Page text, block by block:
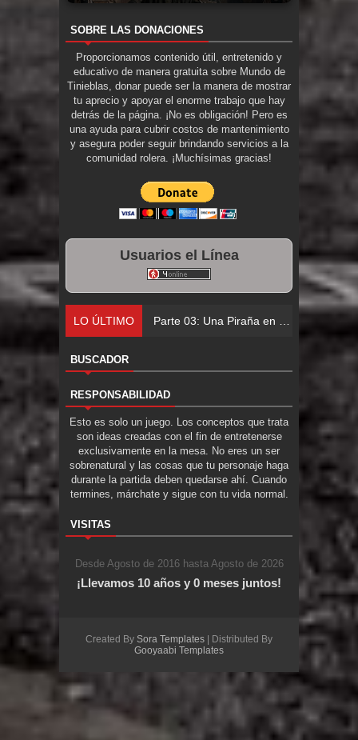
SOBRE LAS DONACIONES
Proporcionamos contenido útil, entretenido y
educativo de manera gratuita sobre Mundo de
Tinieblas, donar puede ser la manera de mostrar
tu aprecio y apoyar el enorme trabajo que hay
detrás de la página. ¡No es obligación! Pero es
una ayuda para cubrir costos de mantenimiento
y asegura poder seguir brindando servicios a la
comunidad rolera. ¡Muchísimas gracias!
Usuarios el Línea
LO ÚLTIMO Parte 03: Una Piraña en el Bidé
BUSCADOR
RESPONSABILIDAD
Esto es solo un juego. Los conceptos que trata
son ideas creadas con el fin de entretenerse
exclusivamente en la mesa. No eres un ser
sobrenatural y las cosas que tu personaje haga
durante la partida deben quedarse ahí. Cuando
termines, márchate y sigue con tu vida normal.
VISITAS
Desde Agosto de 2016 hasta Agosto de 2026
¡Llevamos 10 años y 0 meses juntos!
Created By Sora Templates | Distributed By
Gooyaabi Templates